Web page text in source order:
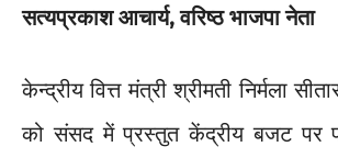
सत्यप्रकाश आचार्य, वरिष्ठ भाजपा नेता
केन्द्रीय वित्त मंत्री श्रीमती निर्मला
को संसद में प्रस्तुत केंद्रीय बजट पर